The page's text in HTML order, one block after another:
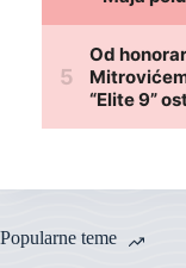
Popularne teme